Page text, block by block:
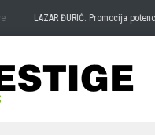
LAZAR ĐURIĆ: Promocija